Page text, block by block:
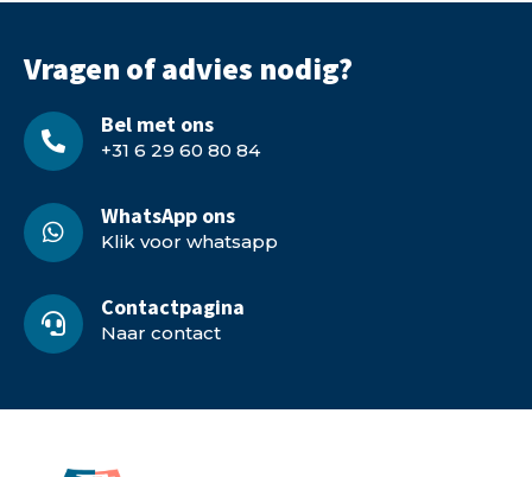
Vragen of advies nodig?
Bel met ons
+31 6 29 60 80 84
WhatsApp ons
Klik voor whatsapp
Contactpagina
Naar contact